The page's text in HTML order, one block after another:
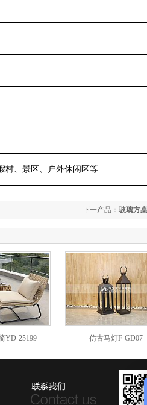
村、景区、户外休闲区等
下一产品： 玻璃方
YD-25199 仿古马灯F-GD07